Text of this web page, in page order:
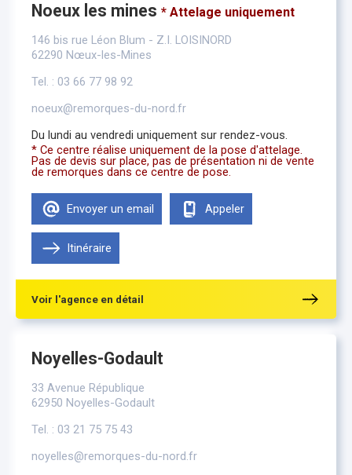
Noeux les mines * Attelage uniquement
146 bis rue Léon Blum - Z.I. LOISINORD
62290 Nœux-les-Mines
Tel. : 03 66 77 98 92
noeux@remorques-du-nord.fr
Du lundi au vendredi uniquement sur rendez-vous.
* Ce centre réalise uniquement de la pose d'attelage.
Pas de devis sur place, pas de présentation ni de vente
de remorques dans ce centre de pose.
Envoyer un email Appeler
Itinéraire
Voir l'agence en détail
Noyelles-Godault
33 Avenue République
62950 Noyelles-Godault
Tel. : 03 21 75 75 43
noyelles@remorques-du-nord.fr